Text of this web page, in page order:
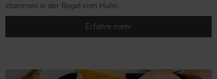
stammen in der Regel vom Huhn.
Erfahre mehr